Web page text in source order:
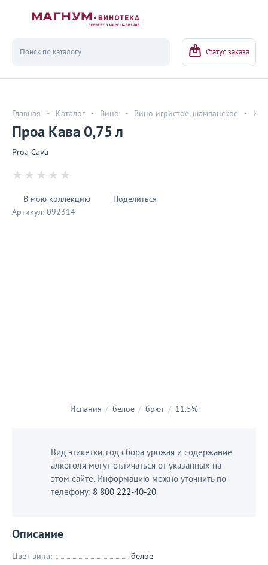
Статус заказа
Главная - Каталог - Вино - Вино игристое, шампанское -
Проа Кава 0,75 л
Proa Cava
В мою коллекцию
Поделиться
Артикул: 092314
Испания / белое / брют / 11.5%
Вид этикетки, год сбора урожая и содержание
алкоголя могут отличаться от указанных на
этом сайте. Информацию можно уточнить по
телефону: 8 800 222-40-20
Описание
Цвет вина:
белое